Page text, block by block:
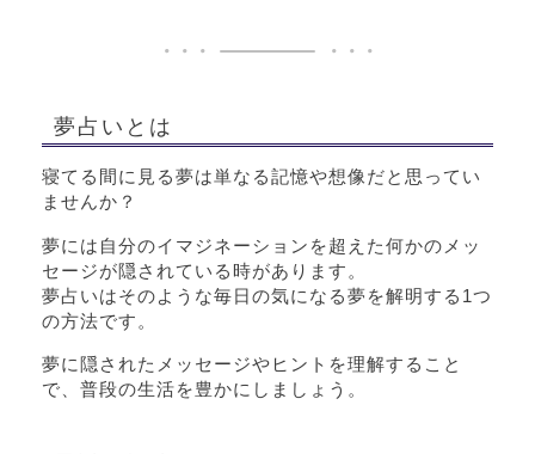
夢占いとは
寝てる間に見る夢は単なる記憶や想像だと思ってい
ませんか？
夢には自分のイマジネーションを超えた何かのメッ
セージが隠されている時があります。
夢占いはそのような毎日の気になる夢を解明する1つ
の方法です。
夢に隠されたメッセージやヒントを理解すること
で、普段の生活を豊かにしましょう。